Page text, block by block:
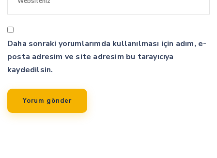
Daha sonraki yorumlarımda kullanılması için adım, e-
posta adresim ve site adresim bu tarayıcıya
kaydedilsin.